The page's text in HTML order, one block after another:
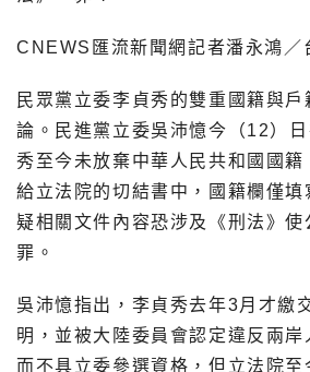
CNEWS匯流新聞網記者潘永鴻／
民眾黨立委李貞秀的雙重國籍與
論。民進黨立委吳沛憶今（12）
秀至今未放棄中華人民共和國國籍
給立法院的切結書中，國籍欄僅填
疑相關文件內容恐涉及《刑法》使
罪。
吳沛憶指出，李貞秀去年3月才繳
明，並被大陸委員會認定違反兩岸
而不具立委參選資格，但立法院至